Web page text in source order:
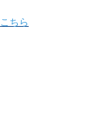
こちら